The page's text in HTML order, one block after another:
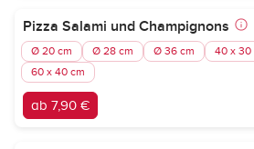
Pizza Salami und Champignons
Ø 20 cm Ø 28 cm Ø 36 cm
40 x 30
60 x 40 cm
ab 7,90 €